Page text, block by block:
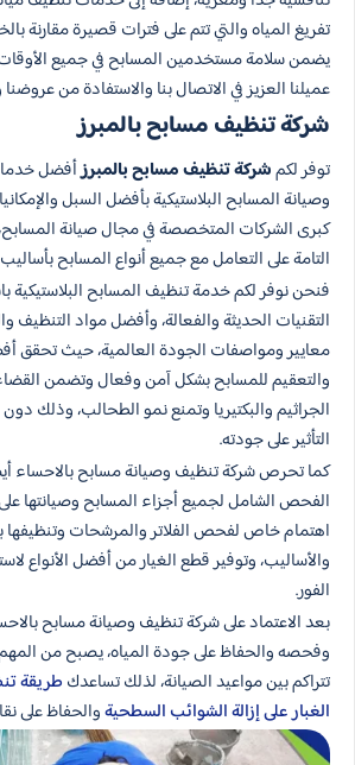
تفريغ المياه والتي تتم على فترات قصيرة مقارنة
يضمن سلامة مستخدمين المسابح في جميع الأوقات،
عميلنا العزيز في الاتصال بنا والاستفادة من
شركة تنظيف مسابح بالمبرز
توفر لكمشركة تنظيف مسابح بالمبرزأفضل
وصيانة المسابح البلاستيكية بأفضل السبل
كبرى الشركات المتخصصة في مجال صيانة المسابح،
التامة على التعامل مع جميع أنواع المسابح
فنحن نوفر لكم خدمة تنظيف المسابح
التقنيات الحديثة والفعالة، وأفضل مواد التنظيف
معايير ومواصفات الجودة العالمية، حيث تحقق
والتعقيم للمسابح بشكل آمن وفعال وتضمن
الجراثيم والبكتيريا وتمنع نمو الطحالب، وذلك
التأثير على جودته.
كما تحرص شركة تنظيف وصيانة مسابح بالاحساء
الفحص الشامل لجميع أجزاء المسابح وصيانتها
اهتمام خاص لفحص الفلاتر والمرشحات
والأساليب، وتوفير قطع الغيار من أفضل الأنواع
الفور.
بعد الاعتماد على شركة تنظيف وصيانة مسابح
وفحصه والحفاظ على جودة المياه، يصبح من المهم
تتراكم بين مواعيد الصيانة، لذلك تساعدك طريقة
الغبار على إزالة الشوائب السطحيةوالحفاظ على